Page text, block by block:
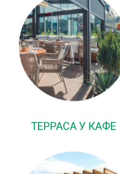
ТЕРРАСА У КАФЕ